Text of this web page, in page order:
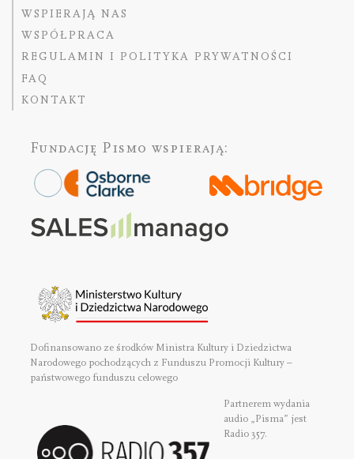
WSPIERAJĄ NAS
WSPÓŁPRACA
REGULAMIN I POLITYKA PRYWATNOŚCI
FAQ
KONTAKT
Fundację Pismo wspierają:
Dofinansowano ze środków Ministra Kultury i Dziedzictwa
Narodowego pochodzących z Funduszu Promocji Kultury –
państwowego funduszu celowego
Partnerem wydania
audio „Pisma” jest
Radio 357.